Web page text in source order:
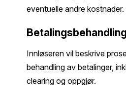
eventuelle andre kostnader.
Innløseren vil beskrive
behandling av betalinger,
clearing og oppgjør.